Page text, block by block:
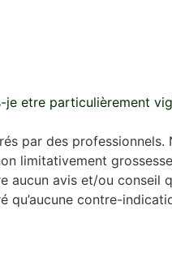
je etre particulièrement
par des professionnels.
limitativement
aucun avis et/ou conseil
qu’aucune contre-